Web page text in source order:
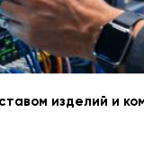
изделий и